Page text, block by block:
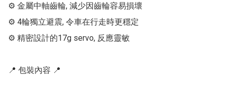
⚙ 金屬中軸齒輪, 減少因齒輪容易損壞
⚙ 4輪獨立避震, 令車在行走時更穩定
⚙ 精密設計的17g servo, 反應靈敏
📍 包裝內容 📍